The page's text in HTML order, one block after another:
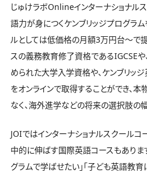
じゅけラボOnlineインターナショナル
語力が身につくケンブリッジプログラム
ルとしては低価格の月額3万円台～で提
スの義務教育修了資格であるIGCSEや
められた大学入学資格や、ケンブリッ
をオンラインで取得することができ、
なく、海外進学などの将来の選択肢の
JOIではインターナショナルスクールコ
中的に伸ばす国際英語コースもありま
グラムで学ばせたい」「子ども英語教